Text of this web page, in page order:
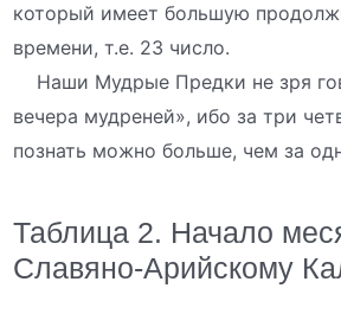
который имеет большую
времени, т.е. 23 число.
Наши Мудрые Предки не зря
вечера мудреней», ибо за три
познать можно больше, чем за
Таблица 2. Начало
Славяно-Арийскому